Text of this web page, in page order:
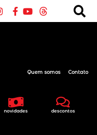
novidades descontos
Quem somos Contato